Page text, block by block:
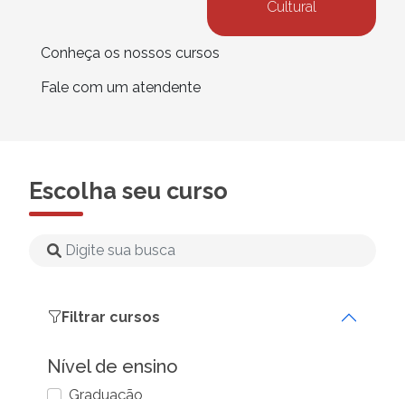
Cultural
Conheça os nossos cursos
Fale com um atendente
Escolha seu curso
Filtrar cursos
Nível de ensino
Graduação